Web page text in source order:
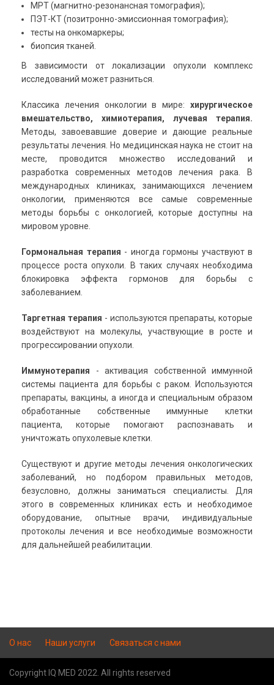
МРТ (магнитно-резонансная томография);
ПЭТ-КТ (позитронно-эмиссионная томография);
тесты на онкомаркеры;
биопсия тканей.
В зависимости от локализации опухоли комплекс
исследований может разниться.
Классика лечения онкологии в мире: хирургическое
вмешательство, химиотерапия, лучевая терапия.
Методы, завоевавшие доверие и дающие реальные
результаты лечения. Но медицинская наука не стоит на
месте, проводится множество исследований и
разработка современных методов лечения рака. В
международных клиниках, занимающихся лечением
онкологии, применяются все самые современные
методы борьбы с онкологией, которые доступны на
мировом уровне.
Гормональная терапия - иногда гормоны участвуют в
процессе роста опухоли. В таких случаях необходима
блокировка эффекта гормонов для борьбы с
заболеванием.
Таргетная терапия - используются препараты, которые
воздействуют на молекулы, участвующие в росте и
прогрессировании опухоли.
Иммунотерапия - активация собственной иммунной
системы пациента для борьбы с раком. Используются
препараты, вакцины, а иногда и специальным образом
обработанные собственные иммунные клетки
пациента, которые помогают распознавать и
уничтожать опухолевые клетки.
Существуют и другие методы лечения онкологических
заболеваний, но подбором правильных методов,
безусловно, должны заниматься специалисты. Для
этого в современных клиниках есть и необходимое
оборудование, опытные врачи, индивидуальные
протоколы лечения и все необходимые возможности
для дальнейшей реабилитации.
О нас Наши услуги Связаться с нами
Copyright IQ MED 2022. All rights reserved